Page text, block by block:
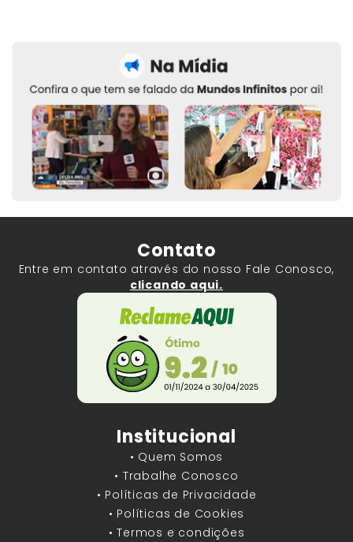
Contato
Entre em contato através do nosso Fale Conosco,
clicando aqui.
Institucional
• Quem Somos
• Trabalhe Conosco
• Políticas de Privacidade
• Políticas de Cookies
• Termos e condições